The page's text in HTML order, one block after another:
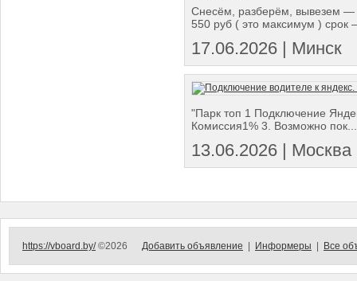
Снесём, разберём, вывезем —
550 руб ( это максимум ) срок
17.06.2026 | Минск
"Парк топ 1 Подключение
Комиссия1% 3. Возможно пок...
13.06.2026 | Москва
https://vboard.by/©2026 Добавить объявление Информеры Все